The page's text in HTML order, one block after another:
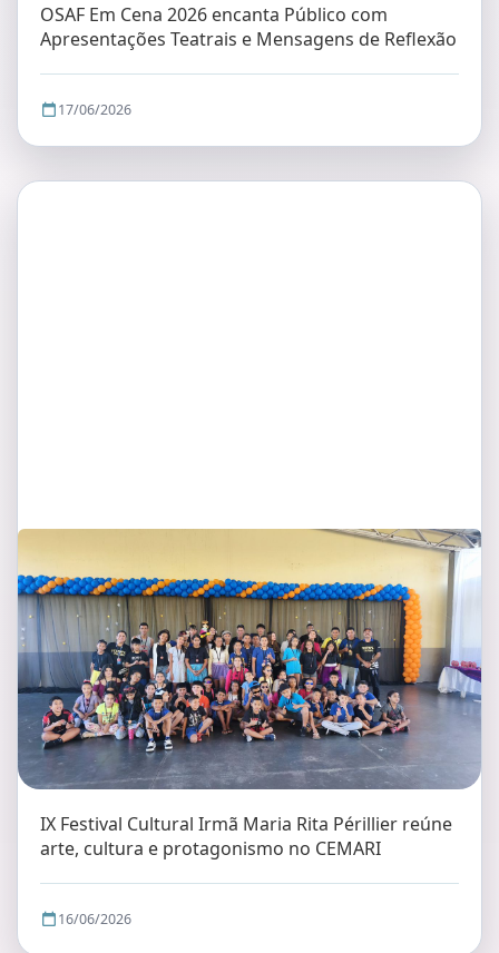
OSAF Em Cena 2026 encanta Público com
Apresentações Teatrais e Mensagens de Reflexão
17/06/2026
IX Festival Cultural Irmã Maria Rita Périllier reúne
arte, cultura e protagonismo no CEMARI
16/06/2026